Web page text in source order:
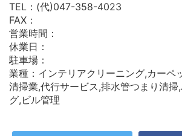
TEL：(代)047-358-4023
FAX：
営業時間：
休業日：
駐車場：
業種：インテリアクリーニング,カーペ
清掃業,代行サービス,排水管つまり清掃
グ,ビル管理